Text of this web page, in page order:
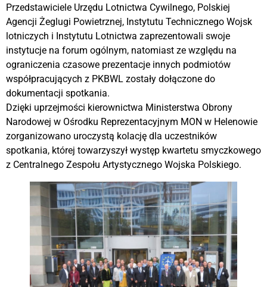
Przedstawiciele Urzędu Lotnictwa Cywilnego, Polskiej
Agencji Żeglugi Powietrznej, Instytutu Technicznego Wojsk
lotniczych i Instytutu Lotnictwa zaprezentowali swoje
instytucje na forum ogólnym, natomiast ze względu na
ograniczenia czasowe prezentacje innych podmiotów
współpracujących z PKBWL zostały dołączone do
dokumentacji spotkania.
Dzięki uprzejmości kierownictwa Ministerstwa Obrony
Narodowej w Ośrodku Reprezentacyjnym MON w Helenowie
zorganizowano uroczystą kolację dla uczestników
spotkania, której towarzyszył występ kwartetu smyczkowego
z Centralnego Zespołu Artystycznego Wojska Polskiego.